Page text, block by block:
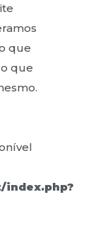
que
que
index.php?